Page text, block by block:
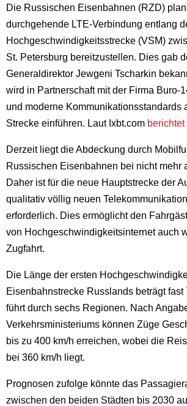
Die Russischen Eisenbahnen (RZD)
durchgehende LTE-Verbindung entlang
Hochgeschwindigkeitsstrecke (VSM)
St. Petersburg bereitzustellen. Dies gab
Generaldirektor Jewgeni Tscharkin
wird in Partnerschaft mit der Firma Buro-
und moderne Kommunikationsstandards
Strecke einführen. Laut Ixbt.com berichtet
Derzeit liegt die Abdeckung durch
Russischen Eisenbahnen bei nicht mehr
Daher ist für die neue Hauptstrecke der
qualitativ völlig neuen
erforderlich. Dies ermöglicht den
von Hochgeschwindigkeitsinternet auch
Zugfahrt.
Die Länge der ersten
Eisenbahnstrecke Russlands beträgt fast
führt durch sechs Regionen. Nach
Verkehrsministeriums können Züge
bis zu 400 km/h erreichen, wobei die
bei 360 km/h liegt.
Prognosen zufolge könnte das
zwischen den beiden Städten bis 2030